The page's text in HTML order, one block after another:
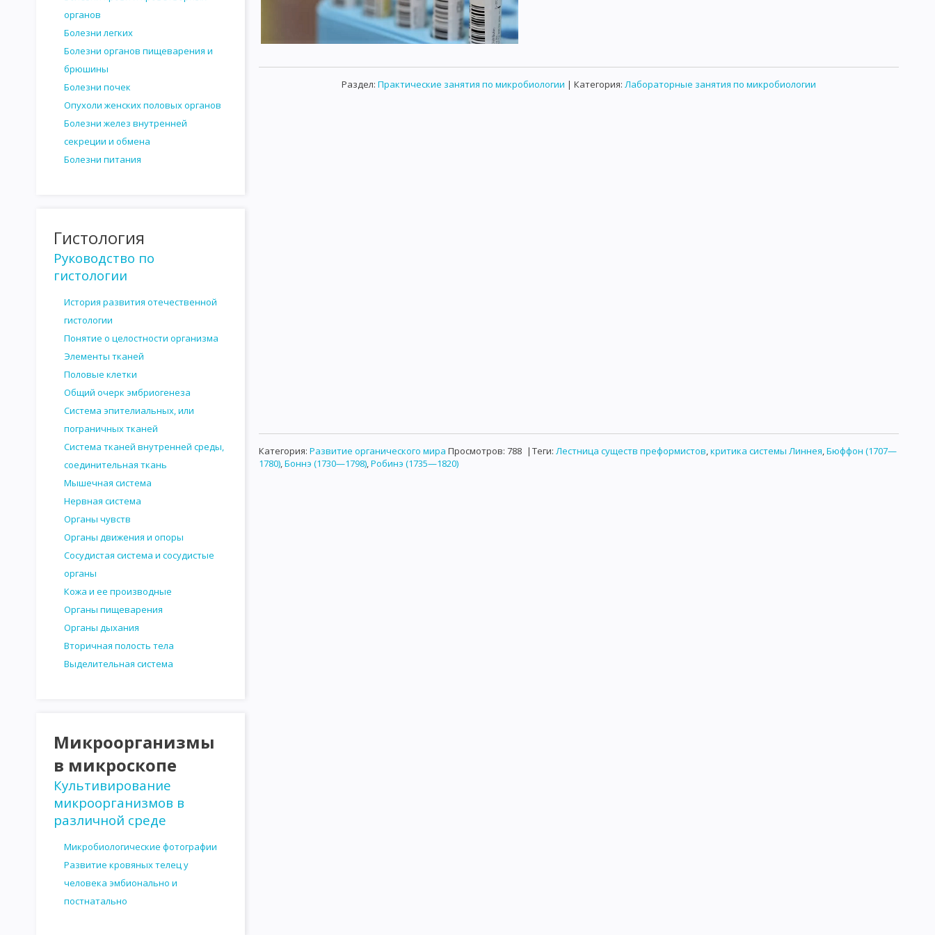
САНИТАРНО - БАКТЕРИОЛОГИЧЕСКОЕ ИССЛЕДОВАНИЕ ПОЧВЫ САНИТАРНО - БАКТЕРИОЛОГИЧЕСКОЕ ИССЛЕДОВАНИЕ ПИЩЕВЫХ ПРОДУКТОВ
ИССЛЕДОВАНИЕ МОЛОКА И МОЛОЧНЫХ ПРОДУКТОВ
ИССЛЕДОВАНИЕ НАПИТКОВ И СИРОПОВ САНИТАРНО-БАКТЕРИОЛОГИЧЕСКОЕ ИССЛЕДОВАНИЕ СМЫВОВ С РУК И ПРЕДМЕТОВ ОКРУЖАЮЩЕЙ ОБСТАНОВКИ
ИССЛЕДОВАНИЕ ПЕРЕВЯЗОЧНОГО И ХИРУРГИЧЕСКОГО МАТЕРИАЛА НА СТЕРИЛЬНОСТЬ
ГЕМАТОЛОГИЯ ГИСТОЛОГИЯ
органов
Болезни легких
Болезни органов пищеварения и
брюшины
Болезни почек
Опухоли женских половых органов
Болезни желез внутренней
секреции и обмена
Болезни питания
Гистология
Руководство по
гистологии
История развития отечественной
гистологии
Понятие о целостности организма
Элементы тканей
Половые клетки
Общий очерк эмбриогенеза
Система эпителиальных, или
пограничных тканей
Система тканей внутренней среды,
соединительная ткань
Мышечная система
Нервная система
Органы чувств
Органы движения и опоры
Сосудистая система и сосудистые
органы
Кожа и ее производные
Органы пищеварения
Органы дыхания
Вторичная полость тела
Выделительная система
Микроорганизмы
в микроскопе
Культивирование
микроорганизмов в
различной среде
Микробиологические фотографии
Развитие кровяных телец у
человека эмбионально и
постнатально
Раздел: Практические занятия по микробиологии | Категория: Лабораторные занятия по микробиологии
Категория: Развитие органического мира Просмотров: 788 | Теги: Лестница существ преформистов,критика системы Линнея,Бюффон (1707—
1780),Боннэ (1730—1798),Робинэ (1735—1820)